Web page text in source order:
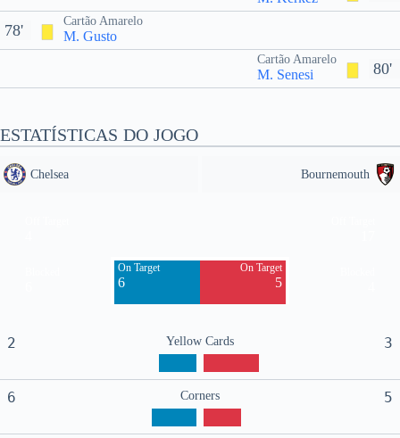
Cartão Amarelo
M. Gusto
78'
80'
Cartão Amarelo
M. Senesi
ESTATÍSTICAS DO JOGO
Chelsea Bournemouth
On Target
6
On Target
5
2 Yellow Cards 3
6 Corners 5